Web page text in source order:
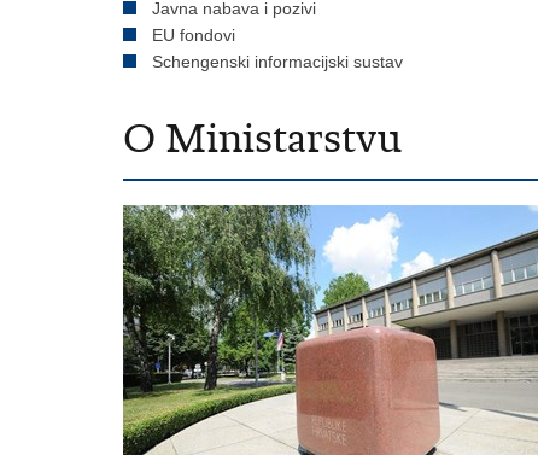
Javna nabava i pozivi
EU fondovi
Schengenski informacijski sustav
O Ministarstvu